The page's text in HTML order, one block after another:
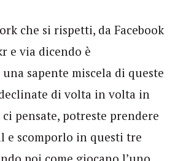
che si rispetti, da Facebook
e via dicendo è
sapente miscela di queste
di volta in volta in
ci pensate, potreste prendere
e scomporlo in questi tre